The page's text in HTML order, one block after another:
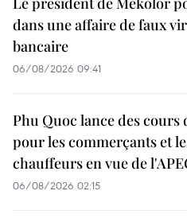
dans une affaire de faux
bancaire
06/08/2026 09:41
Phu Quoc lance des cours
pour les commerçants et
chauffeurs en vue de
06/08/2026 02:15